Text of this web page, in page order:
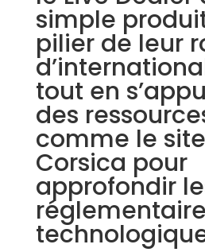
simple
pilier de leur
tout en
des
comme le
Corsica pour
approfondir